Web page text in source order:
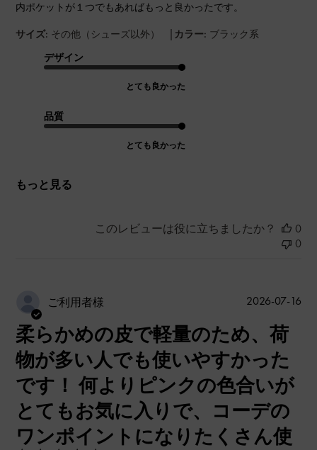
内ポケットが１つでもあればもっと良かったです。
サイズ: その他（シューズ以外） | カラー: ブラック系
デザイン
とても良かった
品質
とても良かった
もっと見る
このレビューは役に立ちましたか？
0
0
ご利用者様
柔らかめの皮で軽量のため、荷
物が多い人でも使いやすかった
です！ 何よりピンクの色合いが
とてもお気に入りで、コーデの
ワンポイントになりたくさん使
公
2026-07-16